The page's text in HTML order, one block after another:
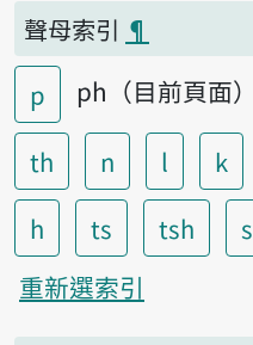
聲母索引 ¶
p
ph（目前頁面）
th
n l k
h
ts tsh s
重新選索引